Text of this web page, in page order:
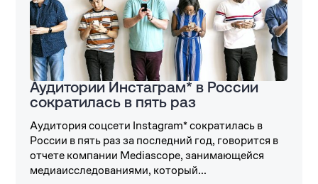
Аудитории Инстаграм* в России
сократилась в пять раз
Аудитория соцсети Instagram* сократилась в
России в пять раз за последний год, говорится в
отчете компании Mediascope, занимающейся
медиаисследованиями, который...